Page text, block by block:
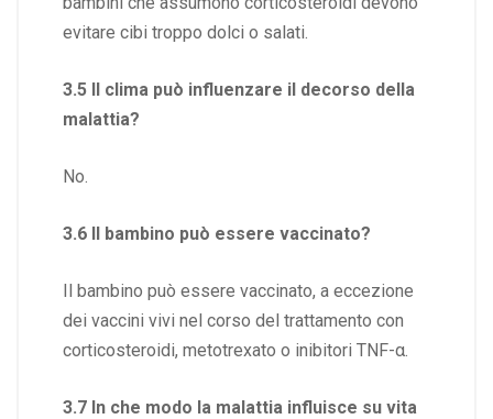
evitare cibi troppo dolci o salati.
3.5 Il clima può influenzare il decorso della
malattia?
No.
3.6 Il bambino può essere vaccinato?
Il bambino può essere vaccinato, a eccezione
dei vaccini vivi nel corso del trattamento con
corticosteroidi, metotrexato o inibitori TNF-α.
3.7 In che modo la malattia influisce su vita